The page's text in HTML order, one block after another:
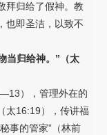
拜归给了假神。教
也即圣洁，以致不
当归给神。”（太
），管理外在的
太16:19），传讲福
事的管家”（林前